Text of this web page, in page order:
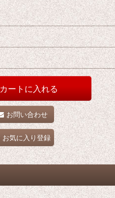
カートに入れる
お問い合わせ
お気に入り登録